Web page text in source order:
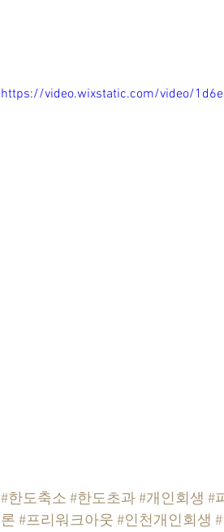
https://video.wixstatic.com/video/
#한도축소 #한도초과#개인회생 #
론 #프리워크아웃 #인천개인회생